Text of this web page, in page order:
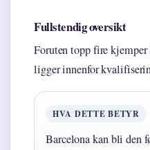
Fullstendig oversikt
Foruten topp fire kjemper
ligger innenfor
HVA DETTE BETYR
Barcelona kan bli den